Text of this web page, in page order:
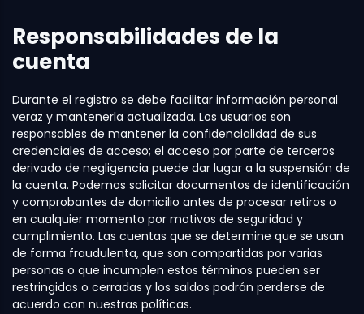
Responsabilidades de la
cuenta
Durante el registro se debe facilitar información personal
veraz y mantenerla actualizada. Los usuarios son
responsables de mantener la confidencialidad de sus
credenciales de acceso; el acceso por parte de terceros
derivado de negligencia puede dar lugar a la suspensión de
la cuenta. Podemos solicitar documentos de identificación
y comprobantes de domicilio antes de procesar retiros o
en cualquier momento por motivos de seguridad y
cumplimiento. Las cuentas que se determine que se usan
de forma fraudulenta, que son compartidas por varias
personas o que incumplen estos términos pueden ser
restringidas o cerradas y los saldos podrán perderse de
acuerdo con nuestras políticas.